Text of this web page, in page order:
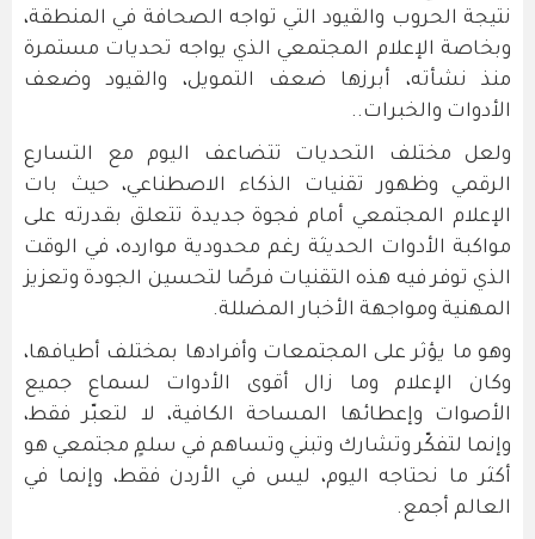
نتيجة الحروب والقيود التي تواجه الصحافة في المنطقة،
وبخاصة الإعلام المجتمعي الذي يواجه تحديات مستمرة
منذ نشأته، أبرزها ضعف التمويل، والقيود وضعف
الأدوات والخبرات..
ولعل مختلف التحديات تتضاعف اليوم مع التسارع
الرقمي وظهور تقنيات الذكاء الاصطناعي، حيث بات
الإعلام المجتمعي أمام فجوة جديدة تتعلق بقدرته على
مواكبة الأدوات الحديثة رغم محدودية موارده، في الوقت
الذي توفر فيه هذه التقنيات فرصًا لتحسين الجودة وتعزيز
المهنية ومواجهة الأخبار المضللة.
وهو ما يؤثر على المجتمعات وأفرادها بمختلف أطيافها،
وكان الإعلام وما زال أقوى الأدوات لسماع جميع
الأصوات وإعطائها المساحة الكافية، لا لتعبّر فقط،
وإنما لتفكّر وتشارك وتبني وتساهم في سلمٍ مجتمعي هو
أكثر ما نحتاجه اليوم، ليس في الأردن فقط، وإنما في
العالم أجمع.